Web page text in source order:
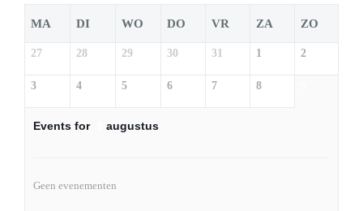
MA DI WO DO VR ZA ZO
27 28 29 30 31 1 2
3 4 5 6 7 8
Events for augustus
Geen evenementen